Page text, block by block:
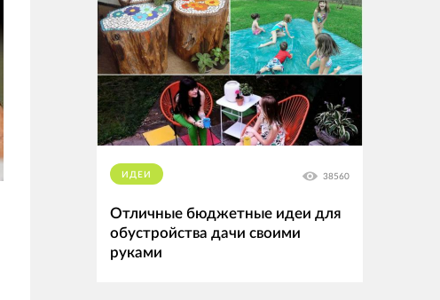
ИДЕИ 38560
Отличные бюджетные идеи для
обустройства дачи своими
руками